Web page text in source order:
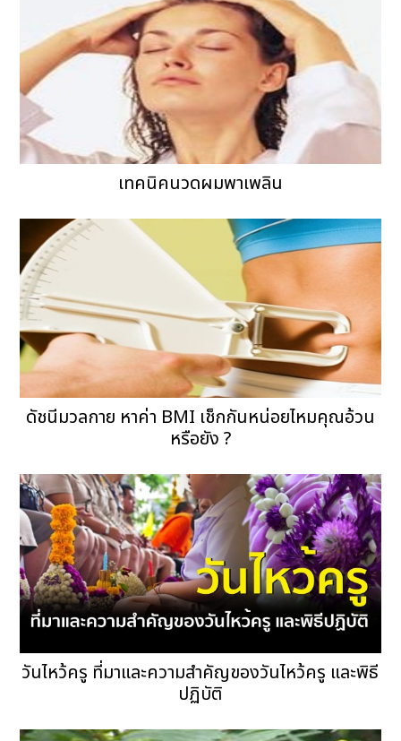
เทคนิคนวดผมพาเพลิน
ดัชนีมวลกาย หาค่า BMI เช็กกันหน่อยไหมคุณอ้วน
หรือยัง ?
วันไหว้ครู ที่มาและความสำคัญของวันไหว้ครู และพิธี
ปฏิบัติ